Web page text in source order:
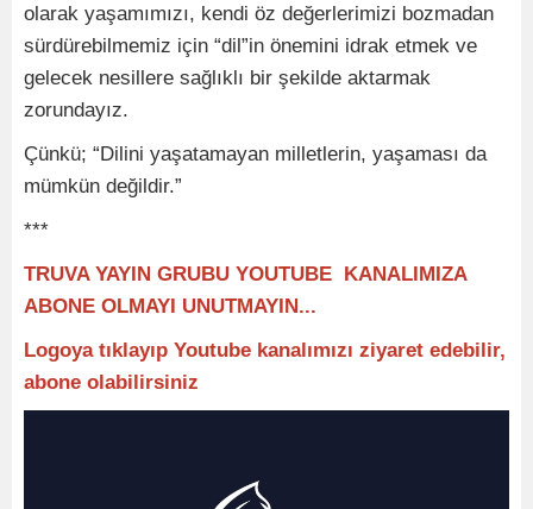
olarak yaşamımızı, kendi öz değerlerimizi bozmadan
sürdürebilmemiz için “dil”in önemini idrak etmek ve
gelecek nesillere sağlıklı bir şekilde aktarmak
zorundayız.
Çünkü; “Dilini yaşatamayan milletlerin, yaşaması da
mümkün değildir.”
***
TRUVA YAYIN GRUBU YOUTUBE KANALIMIZA
ABONE OLMAYI UNUTMAYIN...
Logoya tıklayıp Youtube kanalımızı ziyaret edebilir,
abone olabilirsiniz